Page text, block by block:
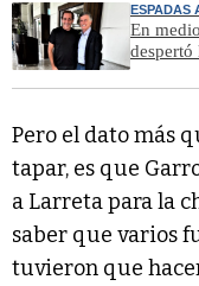
ESPADAS
En
despertó
Pero el dato más
tapar, es que
a Larreta para la
saber que varios
tuvieron que